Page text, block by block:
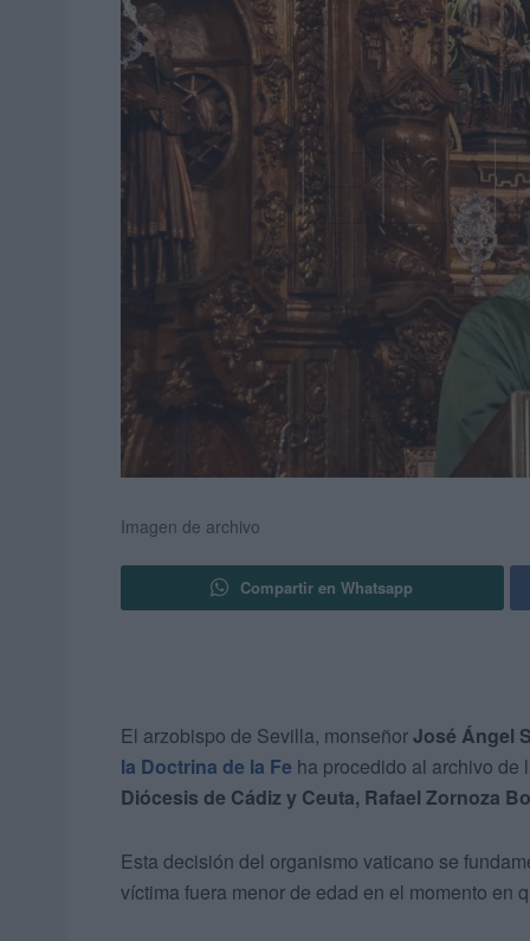
Imagen de archivo
Compartir en Whatsapp
El arzobispo de Sevilla, monseñorJosé Ángel
la Doctrina de la Fe ha procedido al archivo de
Diócesis de Cádiz y Ceuta, Rafael Zornoza
Esta decisión del organismo vaticano se
víctima fuera menor de edad en el momento en